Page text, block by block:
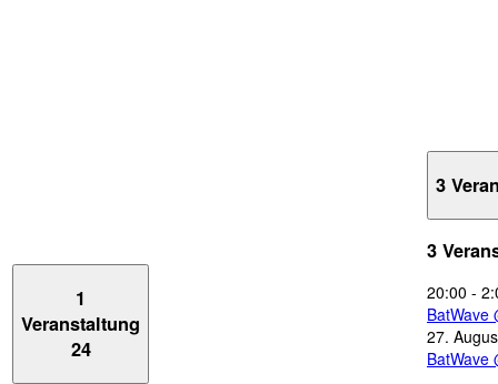
1
Veranstaltung
24
3
3
20:00 -
BatWave
27.
BatWave